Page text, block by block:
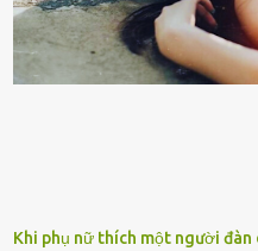
có chút gì để đời, con cái thì hờ
ngày ông từ giã cuộc sống ngay
Khi phụ nữ thích một người